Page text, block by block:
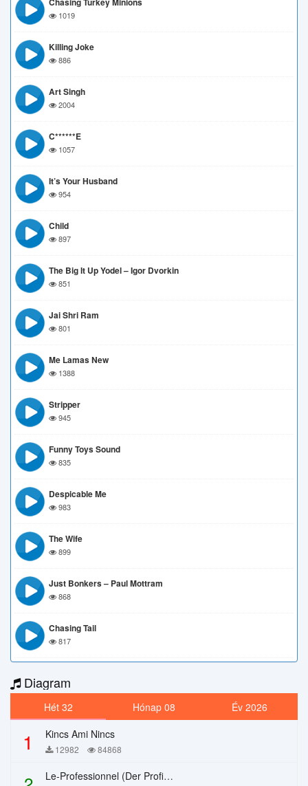
1019
Killing Joke
886
Art Singh
2004
C******e
1057
It’s Your Husband
954
Child
897
The Big It Up Yodel – Igor Dvorkin
851
Jai Shri Ram
801
Me Lamas New
1388
Stripper
945
Funny Toys Sound
835
Despicable Me
983
The Wife
899
Just Bonkers – Paul Mottram
868
Chasing Tail
817
Diagram
Hét 32 Hónap 08 Év 2026
1 Kincs Ami Nincs
12982 84868
Le-Professionnel (Der Profi) – Chi Mai